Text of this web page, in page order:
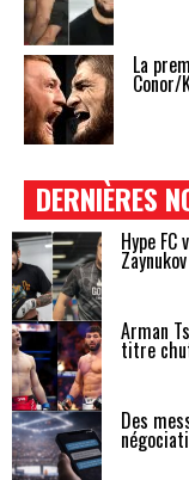
La
Conor/
DERNIÈRES
Hype
Zaynukov
Arman
titre
Des